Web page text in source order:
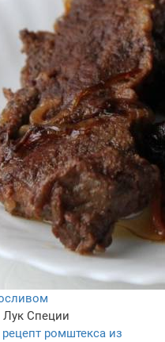
Лук Специи
ромштекса из